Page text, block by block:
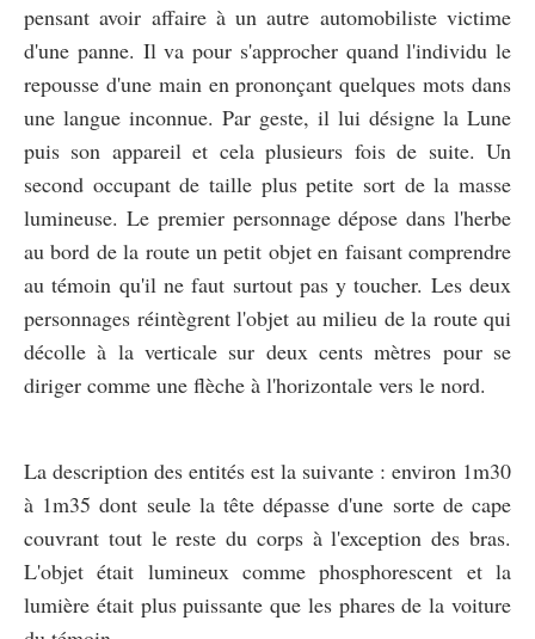
pensant avoir affaire à un autre automobiliste victime
d'une panne. Il va pour s'approcher quand l'individu le
repousse d'une main en prononçant quelques mots dans
une langue inconnue. Par geste, il lui désigne la Lune
puis son appareil et cela plusieurs fois de suite. Un
second occupant de taille plus petite sort de la masse
lumineuse. Le premier personnage dépose dans l'herbe
au bord de la route un petit objet en faisant comprendre
au témoin qu'il ne faut surtout pas y toucher. Les deux
personnages réintègrent l'objet au milieu de la route qui
décolle à la verticale sur deux cents mètres pour se
diriger comme une flèche à l'horizontale vers le nord.
La description des entités est la suivante : environ 1m30
à 1m35 dont seule la tête dépasse d'une sorte de cape
couvrant tout le reste du corps à l'exception des bras.
L'objet était lumineux comme phosphorescent et la
lumière était plus puissante que les phares de la voiture